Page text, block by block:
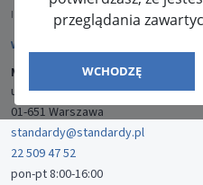
przeglądania
WCHODZĘ
ISSN: 2080-5438
WYDAWCA
Media-Press Sp. z o.o.
ul. Gwiaździsta 7B/8
01-651 Warszawa
standardy@standardy.pl
22 509 47 52
pon-pt 8:00-16:00